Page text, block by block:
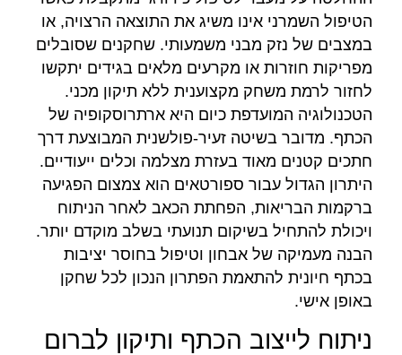
הטיפול השמרני אינו משיג את התוצאה הרצויה, או
במצבים של נזק מבני משמעותי. שחקנים שסובלים
מפריקות חוזרות או מקרעים מלאים בגידים יתקשו
לחזור לרמת משחק מקצוענית ללא תיקון מכני.
הטכנולוגיה המועדפת כיום היא ארתרוסקופיה של
הכתף. מדובר בשיטה זעיר-פולשנית המבוצעת דרך
חתכים קטנים מאוד בעזרת מצלמה וכלים ייעודיים.
היתרון הגדול עבור ספורטאים הוא צמצום הפגיעה
ברקמות הבריאות, הפחתת הכאב לאחר הניתוח
ויכולת להתחיל בשיקום תנועתי בשלב מוקדם יותר.
הבנה מעמיקה של אבחון וטיפול בחוסר יציבות
בכתף חיונית להתאמת הפתרון הנכון לכל שחקן
באופן אישי.
ניתוח לייצוב הכתף ותיקון לברום